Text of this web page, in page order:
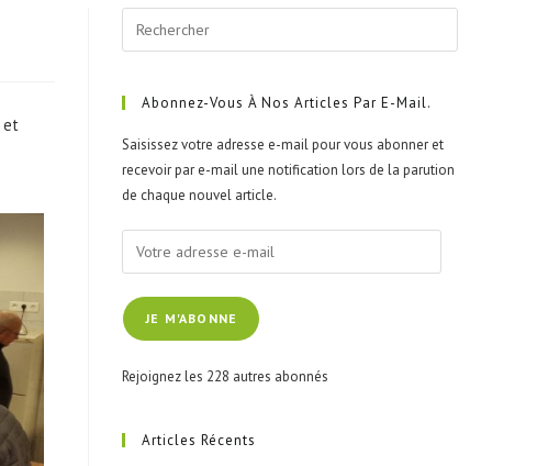
et
Abonnez-Vous À Nos Articles Par E-Mail.
Saisissez votre adresse e-mail pour vous abonner et
recevoir par e-mail une notification lors de la parution
de chaque nouvel article.
JE M'ABONNE
Rejoignez les 228 autres abonnés
Articles Récents